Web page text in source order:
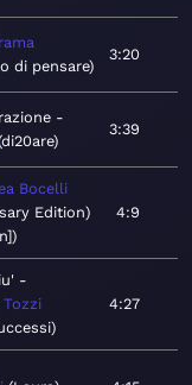
di pensare
3:20
di20are
3:39
Bocelli
Edition)
4:9
Tozzi
4:27